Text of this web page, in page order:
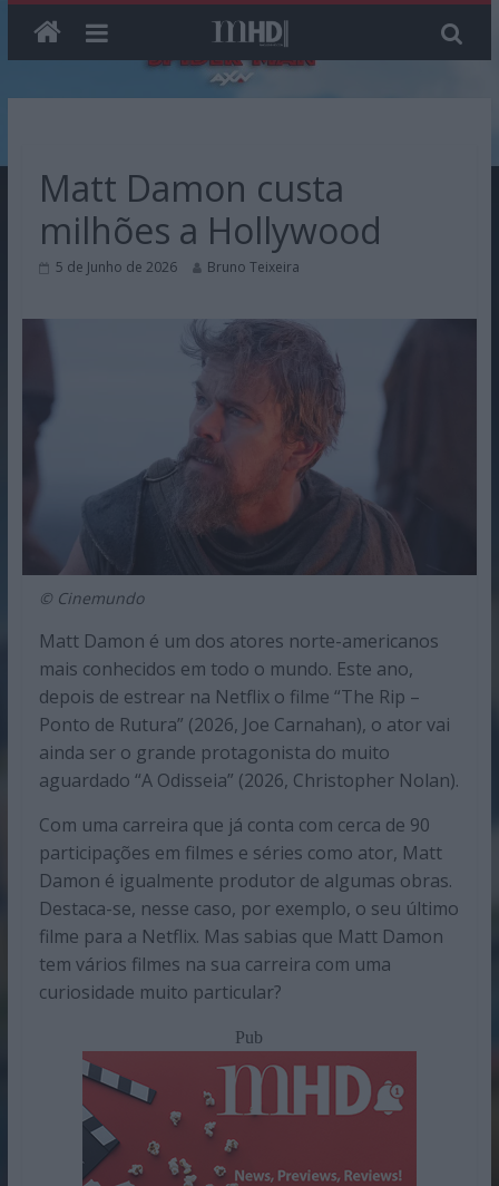
contentMatt Damon custa
milhões a Hollywood
5 de Junho de 2026 Bruno Teixeira
© Cinemundo
Matt Damon é um dos atores norte-americanos
mais conhecidos em todo o mundo. Este ano,
depois de estrear na Netflix o filme “The Rip –
Ponto de Rutura” (2026, Joe Carnahan), o ator vai
ainda ser o grande protagonista do muito
aguardado “A Odisseia” (2026, Christopher Nolan).
Com uma carreira que já conta com cerca de 90
participações em filmes e séries como ator, Matt
Damon é igualmente produtor de algumas obras.
Destaca-se, nesse caso, por exemplo, o seu último
filme para a Netflix. Mas sabias que Matt Damon
tem vários filmes na sua carreira com uma
curiosidade muito particular?
Pub